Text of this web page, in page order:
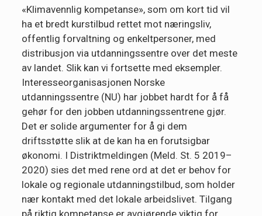
«Klimavennlig kompetanse», som om kort tid vil
ha et bredt kurstilbud rettet mot næringsliv,
offentlig forvaltning og enkeltpersoner, med
distribusjon via utdanningssentre over det meste
av landet. Slik kan vi fortsette med eksempler.
Interesseorganisasjonen Norske
utdanningssentre (NU) har jobbet hardt for å få
gehør for den jobben utdanningssentrene gjør.
Det er solide argumenter for å gi dem
driftsstøtte slik at de kan ha en forutsigbar
økonomi. I Distriktmeldingen (Meld. St. 5 2019–
2020) sies det med rene ord at det er behov for
lokale og regionale utdanningstilbud, som holder
nær kontakt med det lokale arbeidslivet. Tilgang
på riktig kompetanse er avgjørende viktig for